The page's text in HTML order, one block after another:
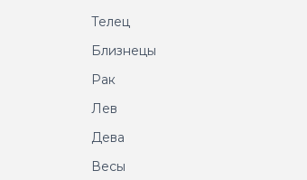
Телец
Близнецы
Рак
Лев
Дева
Весы